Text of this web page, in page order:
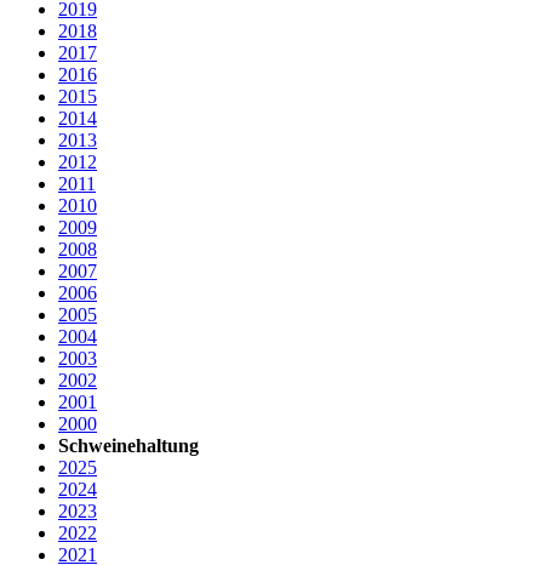
2019
2018
2017
2016
2015
2014
2013
2012
2011
2010
2009
2008
2007
2006
2005
2004
2003
2002
2001
2000
Schweinehaltung
2025
2024
2023
2022
2021